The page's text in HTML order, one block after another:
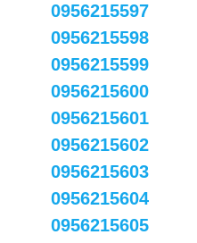
0956215597
0956215598
0956215599
0956215600
0956215601
0956215602
0956215603
0956215604
0956215605